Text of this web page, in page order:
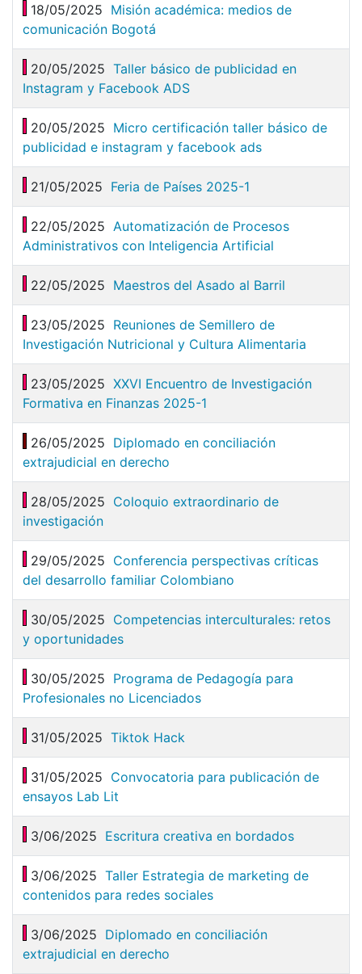
18/05/2025 Misión académica: medios de
comunicación Bogotá
20/05/2025 Taller básico de publicidad en
Instagram y Facebook ADS
20/05/2025 Micro certificación taller básico de
publicidad e instagram y facebook ads
21/05/2025 Feria de Países 2025-1
22/05/2025 Automatización de Procesos
Administrativos con Inteligencia Artificial
22/05/2025 Maestros del Asado al Barril
23/05/2025 Reuniones de Semillero de
Investigación Nutricional y Cultura Alimentaria
23/05/2025 XXVI Encuentro de Investigación
Formativa en Finanzas 2025-1
26/05/2025 Diplomado en conciliación
extrajudicial en derecho
28/05/2025 Coloquio extraordinario de
investigación
29/05/2025 Conferencia perspectivas críticas
del desarrollo familiar Colombiano
30/05/2025 Competencias interculturales: retos
y oportunidades
30/05/2025 Programa de Pedagogía para
Profesionales no Licenciados
31/05/2025 Tiktok Hack
31/05/2025 Convocatoria para publicación de
ensayos Lab Lit
3/06/2025 Escritura creativa en bordados
3/06/2025 Taller Estrategia de marketing de
contenidos para redes sociales
3/06/2025 Diplomado en conciliación
extrajudicial en derecho